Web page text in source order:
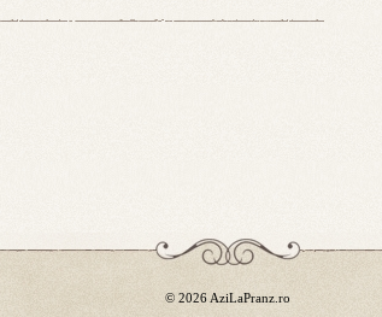
© 2026 AziLaPranz.ro